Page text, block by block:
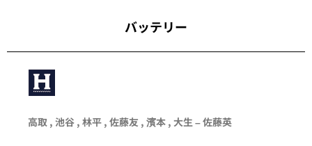
バッテリー
高取 , 池谷 , 林平 , 佐藤友 , 濱本 , 大生 – 佐藤英